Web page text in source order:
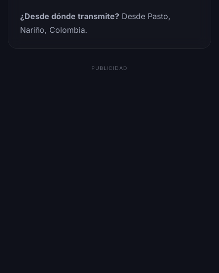
¿Desde dónde transmite? Desde Pasto,
Nariño, Colombia.
PUBLICIDAD